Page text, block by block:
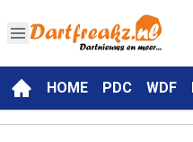
HOME PDC WDF